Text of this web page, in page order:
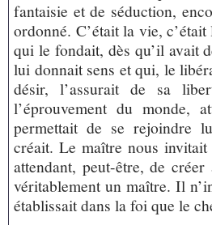
fantaisie et de séduction,
ordonné. C’était la vie,
qui le fondait, dès qu’il avait
lui donnait sens et qui, le
désir, l’assurait de sa
l’éprouvement du monde,
permettait de se rejoindre
créait. Le maître nous
attendant, peut-être, de
véritablement un maître. Il
établissait dans la foi que le